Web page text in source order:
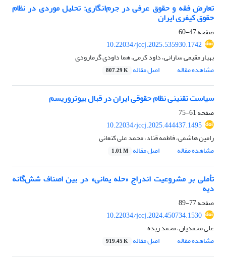
تعارض فقه و حقوق عرفی در جرم‌انگاری: تحلیل موردی در نظام
حقوق کیفری ایران
صفحه47-60
10.22034/jccj.2025.535930.1742
بهیار مقیمی سارانی، داود کرمی، هما داودی گرمارودی
مشاهده مقاله
اصل مقاله 807.29 K
سیاست تقنینی نظام حقوقی ایران در قبال بیوتروریسم
صفحه61-75
10.22034/jccj.2025.444437.1495
رامین هاشمی، فاطمه قناد، محمد علی کنعانی
مشاهده مقاله
اصل مقاله 1.01 M
تأملی بر مشروعیت اندراج «حله یمانی» در بین اصناف شش‌گانه
دیه
صفحه77-89
10.22034/jccj.2024.450734.1530
علی محمدیان، محمد زبده
مشاهده مقاله
اصل مقاله 919.45 K